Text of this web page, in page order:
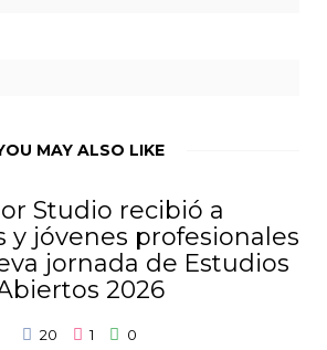
MAY ALSO LIKE
Studio recibió a
y jóvenes profesionales
jornada de Estudios
2026
20 1 0